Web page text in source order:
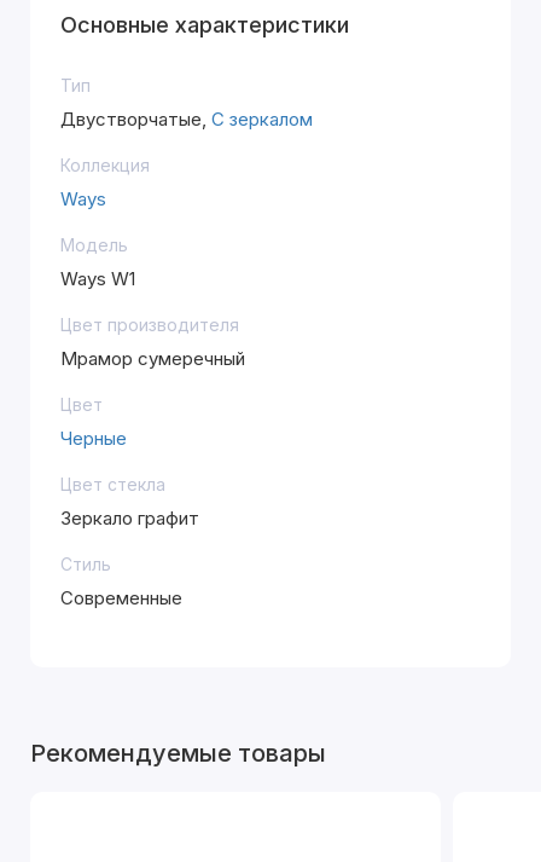
Основные характеристики
Тип
Двустворчатые, С зеркалом
Коллекция
Ways
Модель
Ways W1
Цвет производителя
Мрамор сумеречный
Цвет
Черные
Цвет стекла
Зеркало графит
Стиль
Современные
Рекомендуемые товары